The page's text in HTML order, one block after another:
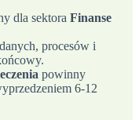
dla sektora Finanse
procesów i
powinny
6-12